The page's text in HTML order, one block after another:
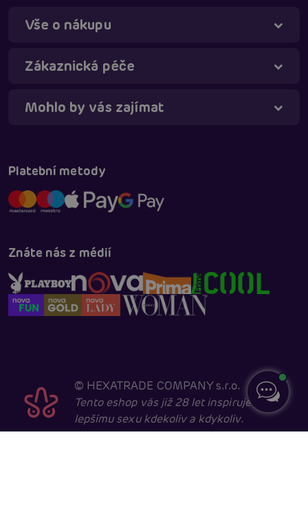
Vše o nákupu
Zákaznická péče
Mohlo by vás zajímat
Platební metody
Znáte nás z médií
© HEXATRADE COMPANY s.r.o.
Tento eshop vás již 28 let inspiruje k
lepšímu sexu kdekoliv a kdykoliv.
Táňa - virtuální asistentka